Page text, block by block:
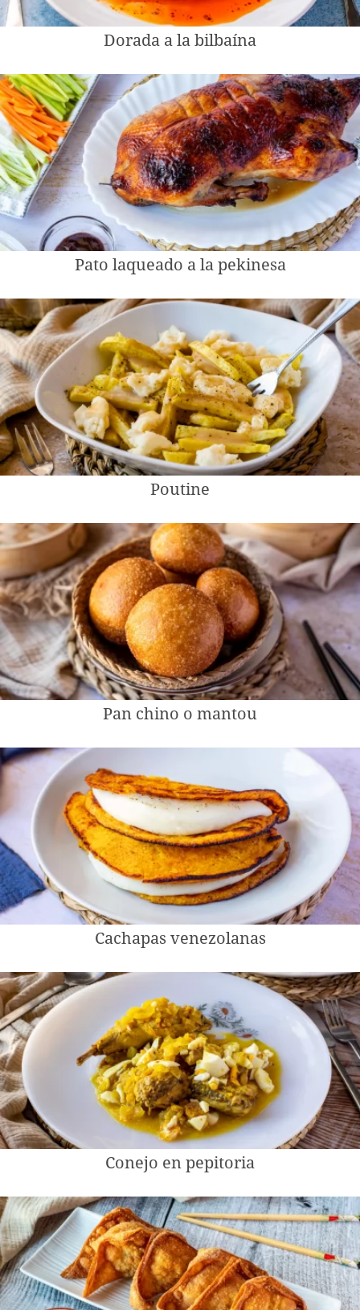
Dorada a la bilbaína
Pato laqueado a la pekinesa
Poutine
Pan chino o mantou
Cachapas venezolanas
Conejo en pepitoria